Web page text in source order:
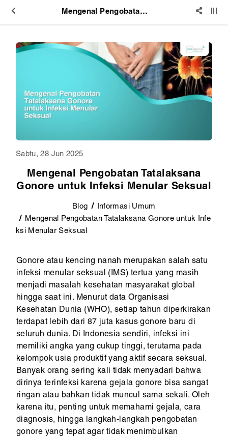
Mengenal Pengobatan Tatalaksana Gonore untuk Infeksi Menular Seksual
Sabtu, 28 Jun 2025
Mengenal Pengobatan Tatalaksana
Gonore untuk Infeksi Menular Seksual
Blog
Informasi Umum
Mengenal Pengobatan Tatalaksana Gonore untuk Infe
ksi Menular Seksual
Gonore atau kencing nanah merupakan salah satu
infeksi menular seksual (IMS) tertua yang masih
menjadi masalah kesehatan masyarakat global
hingga saat ini. Menurut data Organisasi
Kesehatan Dunia (WHO), setiap tahun diperkirakan
terdapat lebih dari 87 juta kasus gonore baru di
seluruh dunia. Di Indonesia sendiri, infeksi ini
memiliki angka yang cukup tinggi, terutama pada
kelompok usia produktif yang aktif secara seksual.
Banyak orang sering kali tidak menyadari bahwa
dirinya terinfeksi karena gejala gonore bisa sangat
ringan atau bahkan tidak muncul sama sekali. Oleh
karena itu, penting untuk memahami gejala, cara
diagnosis, hingga langkah-langkah pengobatan
gonore yang tepat agar tidak menimbulkan